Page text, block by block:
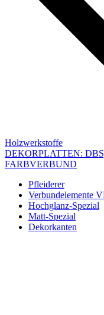
Holzwerkstoffe
DEKORPLATTEN:
FARBVERBUND
Pfleiderer
Verbundelemente
Hochglanz-Spezial
Matt-Spezial
Dekorkanten